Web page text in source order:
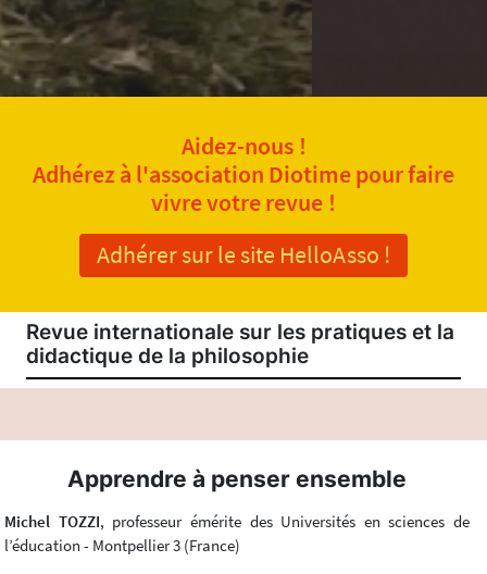
Aidez-nous !
Adhérez à l'association Diotime pour faire
vivre votre revue !
Adhérer sur le site HelloAsso !
Revue internationale sur les pratiques et la
didactique de la philosophie
Apprendre à penser ensemble
Michel TOZZI, professeur émérite des Universités en sciences de
l’éducation - Montpellier 3 (France)